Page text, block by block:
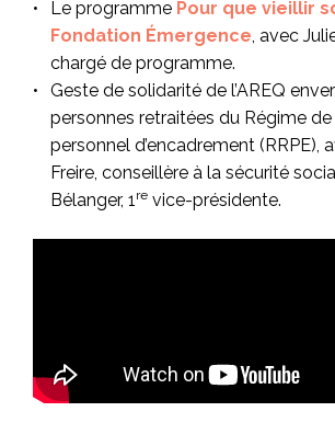
Le programme Pour que vieillir
Fondation Émergence, avec
chargé de programme.
Geste de solidarité de l’AREQ
personnes retraitées du Régime
personnel d’encadrement (RRPE),
Freire, conseillère à la sécurité
Bélanger, 1re vice-présidente.